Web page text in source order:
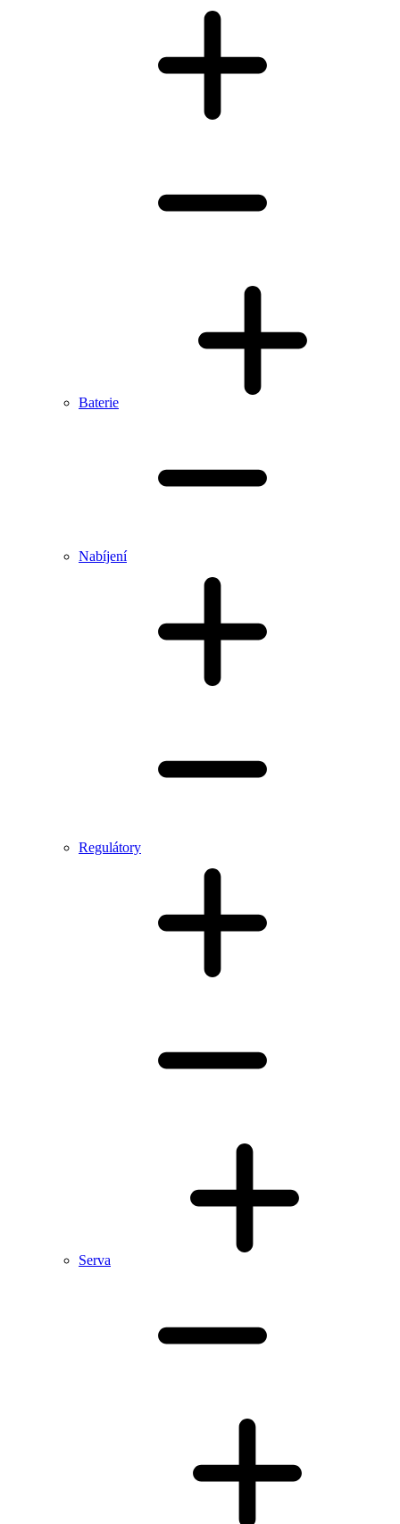
Baterie
Nabíjení
Regulátory
Serva